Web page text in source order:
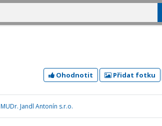
Ohodnotit Přidat fotku
MUDr. Jandl Antonín s.r.o.